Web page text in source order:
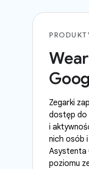
Zegarki
dostęp do
i
nich osób
Asystenta
poziomu